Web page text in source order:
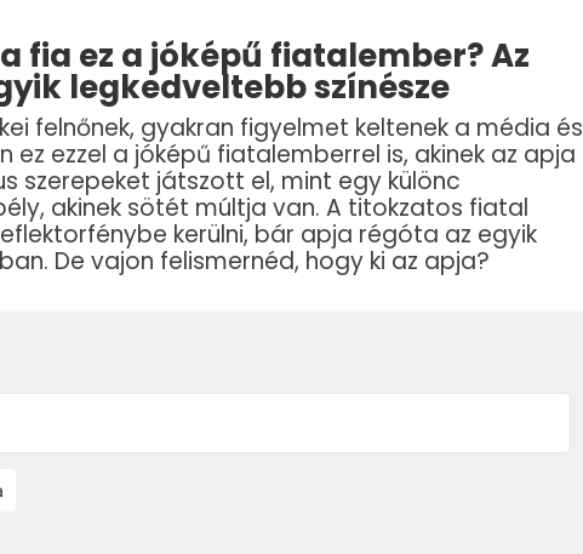
fia ez a jóképű fiatalember? Az
legkedveltebb színésze
felnőnek, gyakran figyelmet keltenek a média és
ez ezzel a jóképű fiatalemberrel is, akinek az apja
szerepeket játszott el, mint egy különc
akinek sötét múltja van. A titokzatos fiatal
kerülni, bár apja régóta az egyik
De vajon felismernéd, hogy ki az apja?